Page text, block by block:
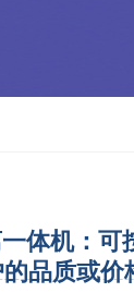
机：可
品质或